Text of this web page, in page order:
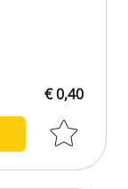
€ 0,40